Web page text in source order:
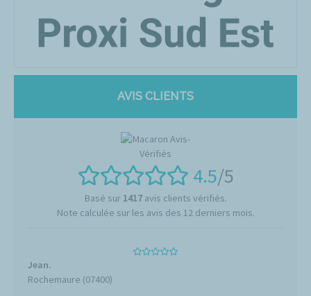
AVIS CLIENTS
4.5/5
Basé sur 1417avis clients vérifiés.
Note calculée sur les avis des 12 derniers mois.
Jean.
Rochemaure (07400)